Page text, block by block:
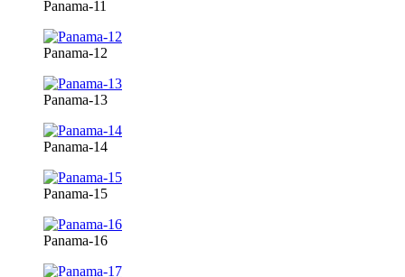
Panama-11
Panama-12
Panama-13
Panama-14
Panama-15
Panama-16